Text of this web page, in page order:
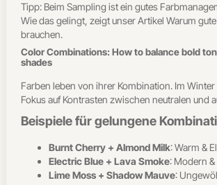
Tipp: Beim Sampling ist ein gutes
Wie das gelingt, zeigt unser Artikel Warum
brauchen.
Color Combinations: How to balance bold
shades
Farben leben von ihrer Kombination. Im
Fokus auf Kontrasten zwischen neutralen und
Beispiele für gelungene
Burnt Cherry + Almond Milk: Warm &
Electric Blue + Lava Smoke: Modern
Lime Moss + Shadow Mauve: